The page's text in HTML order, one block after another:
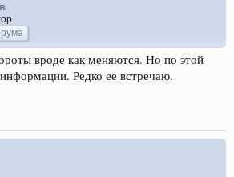
вроде как меняются. Но по этой
Редко ее встречаю.